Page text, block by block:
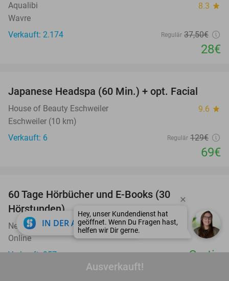
Ausverkauft!
Aqualibi 8.3 star
Wavre
Verkauft: 2.174
Regulär 37,50€
28€
Japanese Headspa (60 Min.) + opt. Facial
House of Beauty Eschweiler 9.6 star
Eschweiler (10 km)
Verkauft: 6
Regulär 129€
69€
60 Tage Hörbücher und E-Books (30
Hörstunden)
Nextory Germany
Online
Verkauft: 957
Gratis
IN DER APP ÖFFNEN close